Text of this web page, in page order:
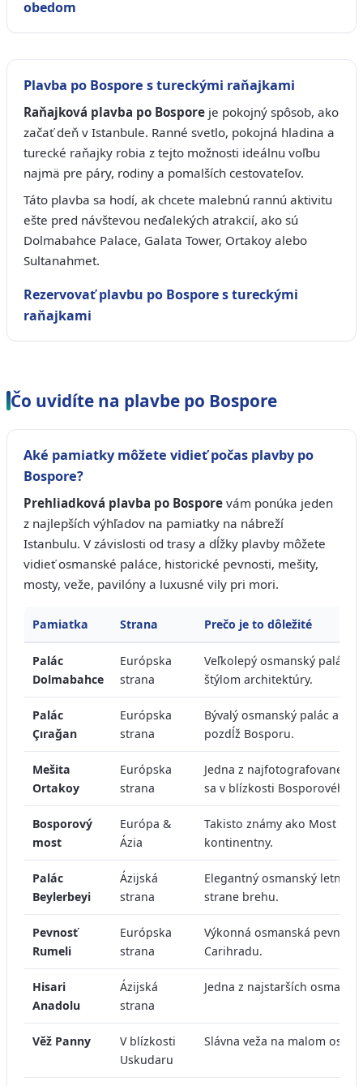
obedom
Plavba po Bospore s tureckými raňajkami
Raňajková plavba po Bospore je pokojný spôsob, ako
začať deň v Istanbule. Ranné svetlo, pokojná hladina a
turecké raňajky robia z tejto možnosti ideálnu voľbu
najmä pre páry, rodiny a pomalších cestovateľov.
Táto plavba sa hodí, ak chcete malebnú rannú aktivitu
ešte pred návštevou neďalekých atrakcií, ako sú
Dolmabahce Palace, Galata Tower, Ortakoy alebo
Sultanahmet.
Rezervovať plavbu po Bospore s tureckými
raňajkami
Čo uvidíte na plavbe po Bospore
Aké pamiatky môžete vidieť počas plavby po
Bospore?
Prehliadková plavba po Bospore vám ponúka jeden
z najlepších výhľadov na pamiatky na nábreží
Istanbulu. V závislosti od trasy a dĺžky plavby môžete
vidieť osmanské paláce, historické pevnosti, mešity,
mosty, veže, pavilóny a luxusné vily pri mori.
Pamiatka Strana Prečo je to dôležité
Palác
Dolmabahce
Európska
strana
Veľkolepý osmanský palác
štýlom architektúry.
Palác
Çırağan
Európska
strana
Bývalý osmanský palác a
pozdĺž Bosporu.
Mešita
Ortakoy
Európska
strana
Jedna z
sa v blízkosti Bosporového
Bosporový
most
Európa &
Ázia
Takisto známy ako Most
kontinentny.
Palác
Beylerbeyi
Ázijská
strana
Elegantný osmanský letný
strane brehu.
Pevnosť
Rumeli
Európska
strana
Výkonná osmanská
Carihradu.
Hisari
Anadolu
Ázijská
strana
Jedna z najstarších
Věž Panny
V blízkosti
Uskudaru
Slávna veža na malom